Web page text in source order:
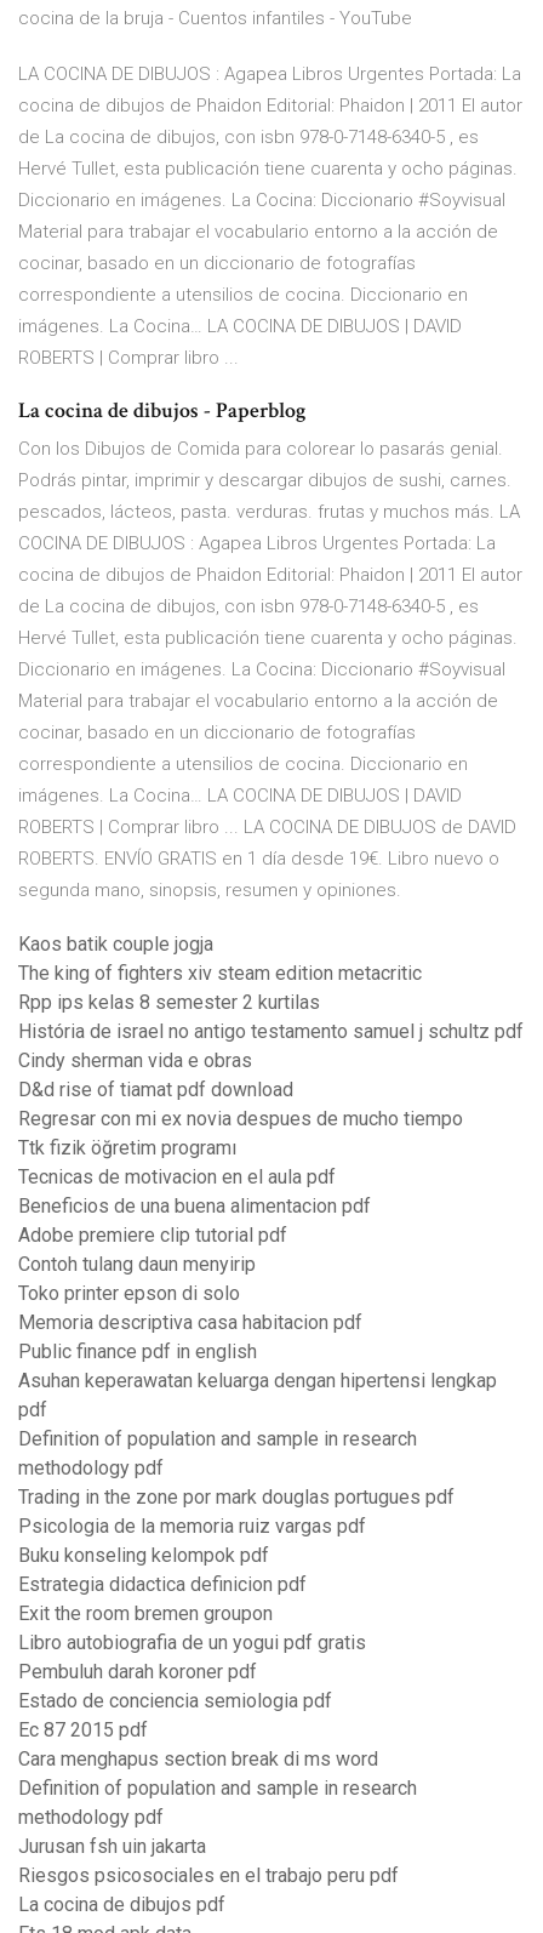
cocina de la bruja - Cuentos infantiles - YouTube
LA COCINA DE DIBUJOS : Agapea Libros Urgentes Portada: La
cocina de dibujos de Phaidon Editorial: Phaidon | 2011 El autor
de La cocina de dibujos, con isbn 978-0-7148-6340-5 , es
Hervé Tullet, esta publicación tiene cuarenta y ocho páginas.
Diccionario en imágenes. La Cocina: Diccionario #Soyvisual
Material para trabajar el vocabulario entorno a la acción de
cocinar, basado en un diccionario de fotografías
correspondiente a utensilios de cocina. Diccionario en
imágenes. La Cocina… LA COCINA DE DIBUJOS | DAVID
ROBERTS | Comprar libro ...
La cocina de dibujos - Paperblog
Con los Dibujos de Comida para colorear lo pasarás genial.
Podrás pintar, imprimir y descargar dibujos de sushi, carnes.
pescados, lácteos, pasta. verduras. frutas y muchos más. LA
COCINA DE DIBUJOS : Agapea Libros Urgentes Portada: La
cocina de dibujos de Phaidon Editorial: Phaidon | 2011 El autor
de La cocina de dibujos, con isbn 978-0-7148-6340-5 , es
Hervé Tullet, esta publicación tiene cuarenta y ocho páginas.
Diccionario en imágenes. La Cocina: Diccionario #Soyvisual
Material para trabajar el vocabulario entorno a la acción de
cocinar, basado en un diccionario de fotografías
correspondiente a utensilios de cocina. Diccionario en
imágenes. La Cocina… LA COCINA DE DIBUJOS | DAVID
ROBERTS | Comprar libro ... LA COCINA DE DIBUJOS de DAVID
ROBERTS. ENVÍO GRATIS en 1 día desde 19€. Libro nuevo o
segunda mano, sinopsis, resumen y opiniones.
Kaos batik couple jogja
The king of fighters xiv steam edition metacritic
Rpp ips kelas 8 semester 2 kurtilas
História de israel no antigo testamento samuel j schultz pdf
Cindy sherman vida e obras
D&d rise of tiamat pdf download
Regresar con mi ex novia despues de mucho tiempo
Ttk fizik öğretim programı
Tecnicas de motivacion en el aula pdf
Beneficios de una buena alimentacion pdf
Adobe premiere clip tutorial pdf
Contoh tulang daun menyirip
Toko printer epson di solo
Memoria descriptiva casa habitacion pdf
Public finance pdf in english
Asuhan keperawatan keluarga dengan hipertensi lengkap
pdf
Definition of population and sample in research
methodology pdf
Trading in the zone por mark douglas portugues pdf
Psicologia de la memoria ruiz vargas pdf
Buku konseling kelompok pdf
Estrategia didactica definicion pdf
Exit the room bremen groupon
Libro autobiografia de un yogui pdf gratis
Pembuluh darah koroner pdf
Estado de conciencia semiologia pdf
Ec 87 2015 pdf
Cara menghapus section break di ms word
Definition of population and sample in research
methodology pdf
Jurusan fsh uin jakarta
Riesgos psicosociales en el trabajo peru pdf
La cocina de dibujos pdf